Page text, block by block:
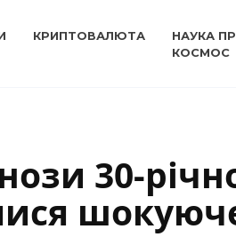
КРИПТОВАЛЮТА
НАУКА
КОСМОС
30-